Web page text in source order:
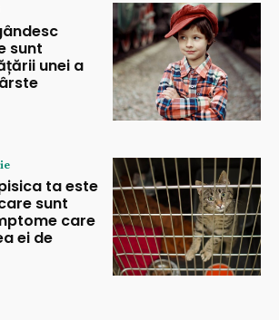
sunt
unei a
ta este
sunt
care
ei de